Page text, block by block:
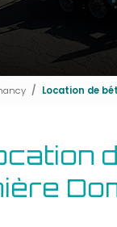
Location de